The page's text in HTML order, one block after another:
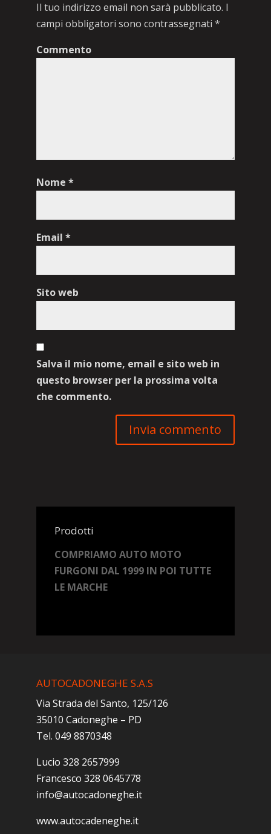
Il tuo indirizzo email non sarà pubblicato. I
campi obbligatori sono contrassegnati *
Commento
Nome *
Email *
Sito web
Salva il mio nome, email e sito web in
questo browser per la prossima volta
che commento.
Prodotti
COMPRIAMO AUTO MOTO
FURGONI DAL 1999 IN POI TUTTE
LE MARCHE
AUTOCADONEGHE S.A.S
Via Strada del Santo, 125/126
35010 Cadoneghe – PD
Tel. 049 8870348
Lucio 328 2657999
Francesco 328 0645778
info@autocadoneghe.it
www.autocadeneghe.it